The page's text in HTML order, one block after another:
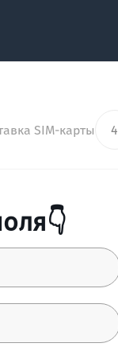
SIM-карты 4